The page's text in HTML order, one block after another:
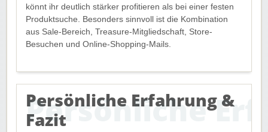
könnt ihr deutlich stärker profitieren als bei einer festen
Produktsuche. Besonders sinnvoll ist die Kombination
aus Sale-Bereich, Treasure-Mitgliedschaft, Store-
Besuchen und Online-Shopping-Mails.
Persönliche Erfahrung &
Fazit